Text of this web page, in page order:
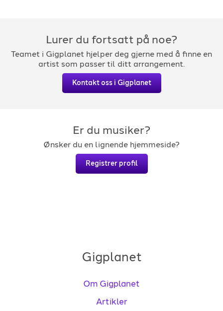
Lurer du fortsatt på noe?
Teamet i Gigplanet hjelper deg gjerne med å finne en
artist som passer til ditt arrangement.
Kontakt oss i Gigplanet
Er du musiker?
Ønsker du en lignende hjemmeside?
Registrer profil
Gigplanet
Om Gigplanet
Artikler